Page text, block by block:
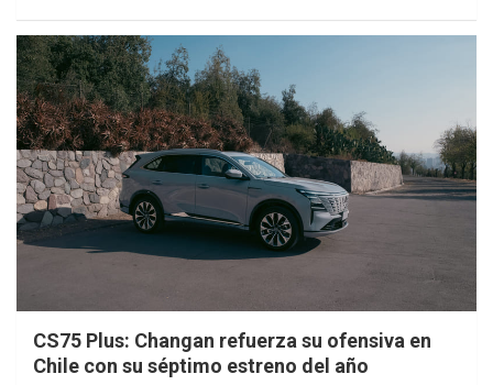
CS75 Plus: Changan refuerza su ofensiva en
Chile con su séptimo estreno del año